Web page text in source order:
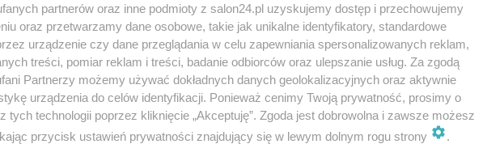
USA i
partnerów oraz inne podmioty z salon24.pl uzyskujemy dostęp i przechowujemy
oraz przetwarzamy dane osobowe, takie jak unikalne identyfikatory, standardowe
urządzenie czy dane przeglądania w celu zapewniania spersonalizowanych reklam,
treści, pomiar reklam i treści, badanie odbiorców oraz ulepszanie usług. Za zgodą
Partnerzy możemy używać dokładnych danych geolokalizacyjnych oraz aktywnie
urządzenia do celów identyfikacji. Ponieważ cenimy Twoją prywatność, prosimy o
tych technologii poprzez kliknięcie „Akceptuję”. Zgoda jest dobrowolna i zawsze możesz
przycisk ustawień prywatności znajdujący się w lewym dolnym rogu strony
.